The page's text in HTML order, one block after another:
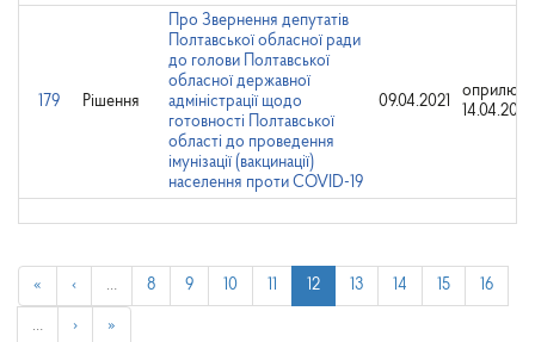
179 Рішення
Про Звернення депутатів
Полтавської обласної ради
до голови Полтавської
обласної державної
адміністрації щодо
готовності Полтавської
області до проведення
імунізації (вакцинації)
населення проти COVID-19
09.04.2021
14.04.2021
« ‹ … 8 9 10 12 13 14 15 16
… › »